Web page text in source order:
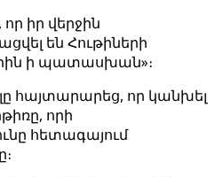
իր վերջին
են Հութիների
ի պատասխան»։
հայտարարեց, որ կանխել
որի
հետագայում